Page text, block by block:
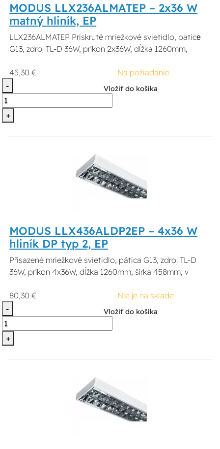
MODUS LLX236ALMATEP – 2x36 W
matný hliník, EP
LLX236ALMATEP Priskruté mriežkové svietidlo, paticе
G13, zdroj TL-D 36W, príkon 2x36W, dĺžka 1260mm,
45,30 €
Na požiadanie
-
+
Vložiť do košíka
MODUS LLX436ALDP2EP – 4x36 W
hliník DP typ 2, EP
Přisazené mriežkové svietidlo, pätica G13, zdroj TL-D
36W, príkon 4x36W, dĺžka 1260mm, šírka 458mm, v
80,30 €
Nie je na sklade
-
+
Vložiť do košíka